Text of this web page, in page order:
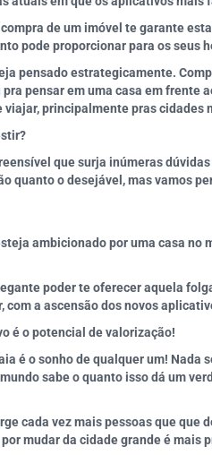
de um imóvel te garante
pode proporcionar para os seus
pensado estrategicamente.
pensar em uma casa em frente
viajar, principalmente pras cidades
que surja inúmeras
quanto o desejável, mas vamos
ambicionado por uma casa
poder te oferecer aquela
com a ascensão dos novos
é o potencial de valorização!
é o sonho de qualquer um! Nada
sabe o quanto isso dá um
cada vez mais pessoas que
mudar da cidade grande é mais